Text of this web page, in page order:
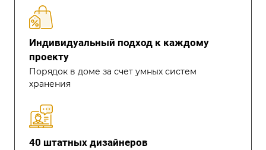
Индивидуальный подход к каждому
проекту
Порядок в доме за счет умных систем
хранения
40 штатных дизайнеров